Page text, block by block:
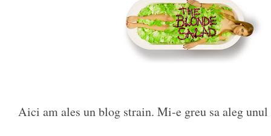
Aici am ales un blog strain. Mi-e greu sa aleg